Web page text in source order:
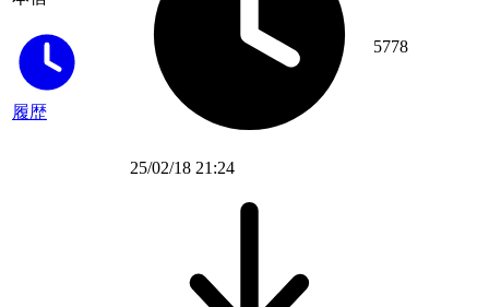
履歴
25/02/18 21:24
5778